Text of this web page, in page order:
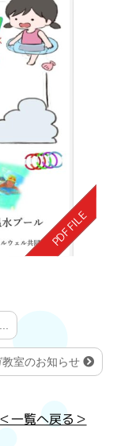
教室のお知らせ
＜一覧へ戻る＞